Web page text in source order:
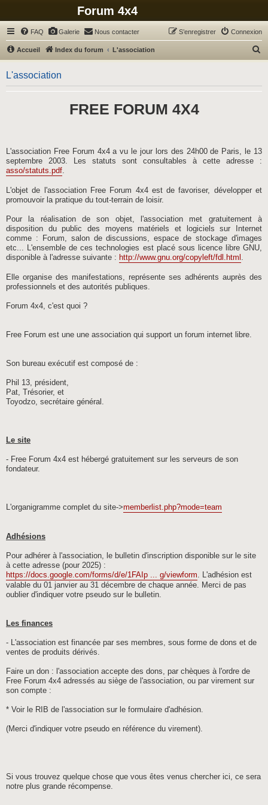
Forum 4x4
FAQ Galerie Nous contacter Connexion
S’enregistrer
Accueil Index du forum L'association
h
h
L'association
FREE FORUM 4X4
L'association Free Forum 4x4 a vu le jour lors des 24h00 de Paris, le 13
septembre 2003. Les statuts sont consultables à cette adresse :
asso/statuts.pdf.
L'objet de l'association Free Forum 4x4 est de favoriser, développer et
promouvoir la pratique du tout-terrain de loisir.
Pour la réalisation de son objet, l'association met gratuitement à
disposition du public des moyens matériels et logiciels sur Internet
comme : Forum, salon de discussions, espace de stockage d'images
etc... L'ensemble de ces technologies est placé sous licence libre GNU,
disponible à l'adresse suivante : http://www.gnu.org/copyleft/fdl.html .
Elle organise des manifestations, représente ses adhérents auprès des
professionnels et des autorités publiques.
Forum 4x4, c'est quoi ?
Free Forum est une une association qui support un forum internet libre.
Son bureau exécutif est composé de :
Phil 13, président,
Pat, Trésorier, et
Toyodzo, secrétaire général.
Le site
- Free Forum 4x4 est hébergé gratuitement sur les serveurs de son
fondateur.
L'organigramme complet du site->memberlist.php?mode=team
Adhésions
Pour adhérer à l'association, le bulletin d'inscription disponible sur le site
à cette adresse (pour 2025) :
https://docs.google.com/forms/d/e/1FAIp ... g/viewform. L'adhésion est
valable du 01 janvier au 31 décembre de chaque année. Merci de pas
oublier d'indiquer votre pseudo sur le bulletin.
Les finances
- L'association est financée par ses membres, sous forme de dons et de
ventes de produits dérivés.
Faire un don : l'association accepte des dons, par chèques à l'ordre de
Free Forum 4x4 adressés au siège de l'association, ou par virement sur
son compte :
* Voir le RIB de l'association sur le formulaire d'adhésion.
(Merci d'indiquer votre pseudo en référence du virement).
Si vous trouvez quelque chose que vous êtes venus chercher ici, ce sera
notre plus grande récompense.